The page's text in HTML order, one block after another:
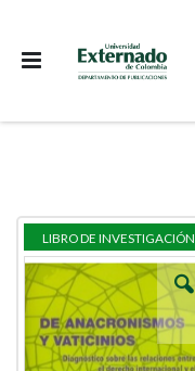
COEDICIONES
Skip
the
end
of
images
gallery
Skip
the
beginning
of
images
gallery
LIBRO DE INVESTIGACIÓN